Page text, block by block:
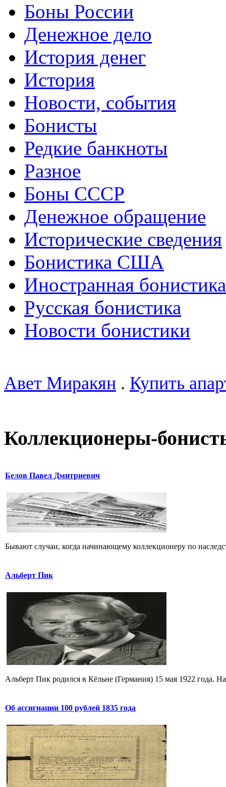
Боны России
Денежное дело
История денег
История
Новости, события
Бонисты
Редкие банкноты
Разное
Боны СССР
Денежное обращение
Исторические сведения
Бонистика США
Иностранная бонистика
Русская бонистика
Новости бонистики
Авет Миракян . Купить
Коллекционеры-
Белов Павел Дмитриевич
Бывают случаи, когда начинающему коллекционеру по
Альберт Пик
Альберт Пик родился в Кёльне (Германия) 15 мая 1922 года.
Об ассигнации 100 рублей 1835 года